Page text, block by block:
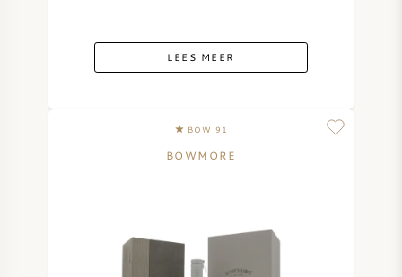
LEES MEER
BOW 91
BOWMORE